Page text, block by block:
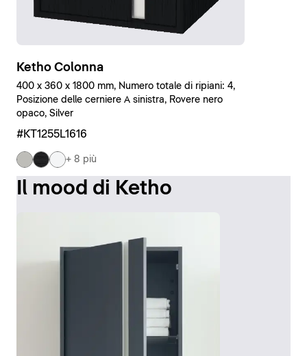
Ketho Colonna
400 x 360 x 1800 mm, Numero totale di ripiani: 4,
Posizione delle cerniere A sinistra, Rovere nero
opaco, Silver
#KT1255L1616
+ 8 più
Il mood di Ketho